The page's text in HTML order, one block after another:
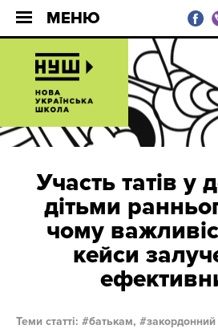
МЕНЮ
Участь татів у
дітьми
чому
кейси
Теми статті: батькам, закордонний